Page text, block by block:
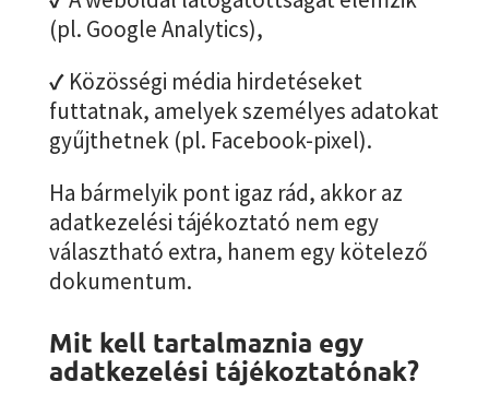
(pl. Google Analytics),
✓ Közösségi média hirdetéseket
futtatnak, amelyek személyes adatokat
gyűjthetnek (pl. Facebook-pixel).
Ha bármelyik pont igaz rád, akkor az
adatkezelési tájékoztató nem egy
választható extra, hanem egy kötelező
dokumentum.
Mit kell tartalmaznia egy
adatkezelési tájékoztatónak?